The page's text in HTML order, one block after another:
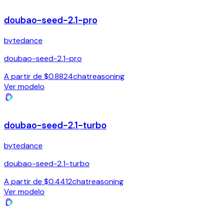
doubao-seed-2.1-pro
bytedance
doubao-seed-2.1-pro
A partir de $0.8824chatreasoning
Ver modelo
doubao-seed-2.1-turbo
bytedance
doubao-seed-2.1-turbo
A partir de $0.4412chatreasoning
Ver modelo